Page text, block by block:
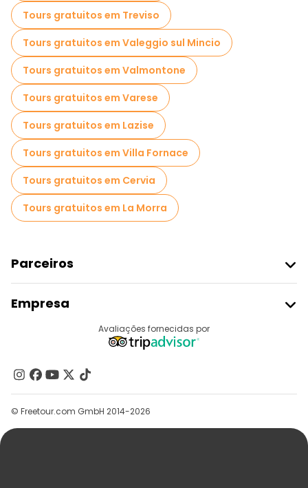
Tours gratuitos em Treviso
Tours gratuitos em Valeggio sul Mincio
Tours gratuitos em Valmontone
Tours gratuitos em Varese
Tours gratuitos em Lazise
Tours gratuitos em Villa Fornace
Tours gratuitos em Cervia
Tours gratuitos em La Morra
Parceiros
Registo Do Fornecedor
Programa De Afiliados
Empresa
Contacte-Nos
Grupos
Ajuda
Avaliações fornecidas por
© Freetour.com GmbH 2014-2026